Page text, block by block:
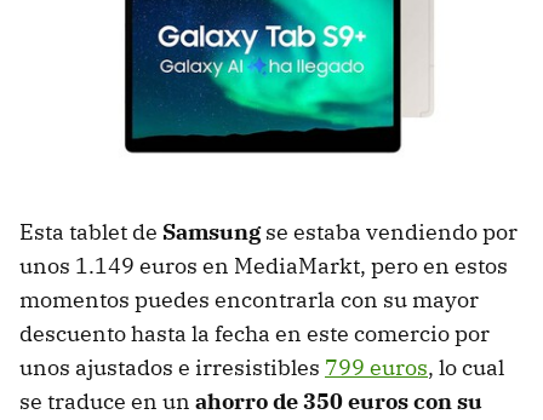
Esta tablet de Samsungse estaba vendiendo por
unos 1.149 euros en MediaMarkt, pero en estos
momentos puedes encontrarla con su mayor
descuento hasta la fecha en este comercio por
unos ajustados e irresistibles 799 euros, lo cual
se traduce en un ahorro de 350 euros con su